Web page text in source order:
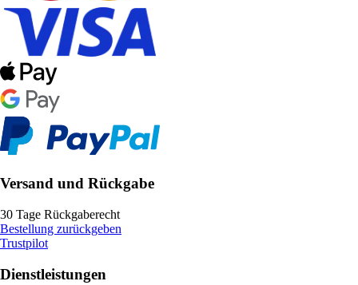
Versand und Rückgabe
30 Tage Rückgaberecht
Bestellung zurückgeben
Trustpilot
Dienstleistungen